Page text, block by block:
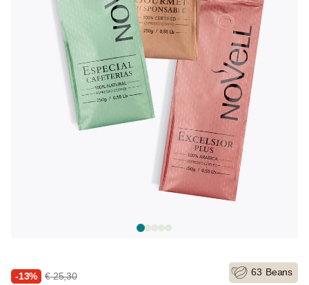
-13% € 25,30 63 Beans